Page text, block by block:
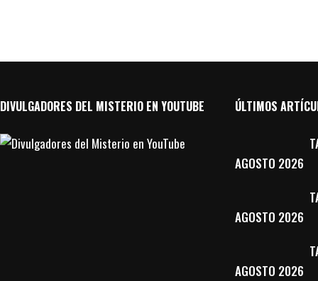
DIVULGADORES DEL MISTERIO EN YOUTUBE ÚLTIMOS
AGOSTO 2026
AGOSTO 2026
AGOSTO 2026